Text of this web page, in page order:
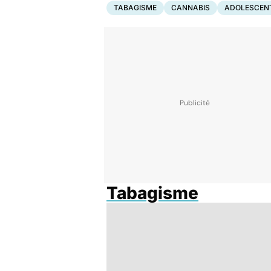
TABAGISME CANNABIS
Tabagisme